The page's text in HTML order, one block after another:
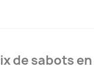
de sabots